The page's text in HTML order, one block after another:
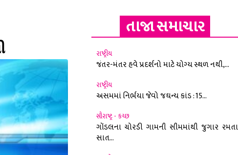
તાજા સમાચાર
રાષ્ટ્રીય
જંતર-મંતર હવે પ્રદર્શનો માટે યોગ્ય સ્થળ નથી,...
રાષ્ટ્રીય
અસમમાં નિર્ભયા જેવો જઘન્ય કાંડ : 15...
સૌરાષ્ટ્ર - કચ્છ
ગોંડલના ચોરડી ગામની સીમમાંથી જુગાર રમતા
સાત...